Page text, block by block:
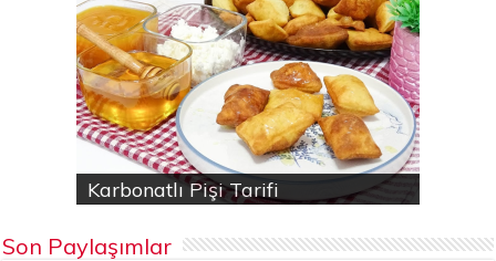
Karbonatlı Pişi Tarifi
Hodan bitkisinin faydaları
Yalancı Baklava Tarifi
Gökçesu Pilavı Tarifi
Nohutlu kereviz yemeği
Son Paylaşımlar